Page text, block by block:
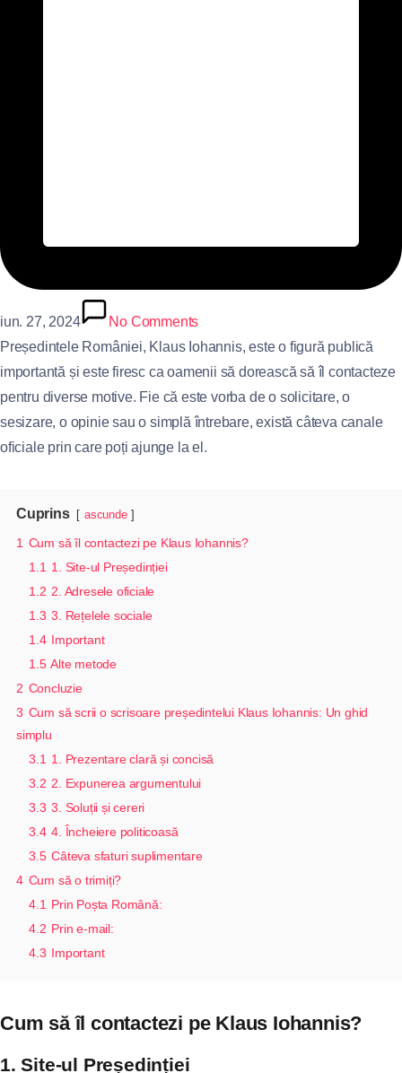
iun. 27, 2024
No Comments
Președintele României, Klaus Iohannis, este o figură publică
importantă și este firesc ca oamenii să dorească să îl contacteze
pentru diverse motive. Fie că este vorba de o solicitare, o
sesizare, o opinie sau o simplă întrebare, există câteva canale
oficiale prin care poți ajunge la el.
Cuprins ascunde
1 Cum să îl contactezi pe Klaus Iohannis?
1.1 1. Site-ul Președinției
1.2 2. Adresele oficiale
1.3 3. Rețelele sociale
1.4 Important
1.5 Alte metode
2 Concluzie
3 Cum să scrii o scrisoare președintelui Klaus Iohannis: Un ghid
simplu
3.1 1. Prezentare clară și concisă
3.2 2. Expunerea argumentului
3.3 3. Soluții și cereri
3.4 4. Încheiere politicoasă
3.5 Câteva sfaturi suplimentare
4 Cum să o trimiți?
4.1 Prin Poșta Română:
4.2 Prin e-mail:
4.3 Important
Cum să îl contactezi pe Klaus Iohannis?
1. Site-ul Președinției